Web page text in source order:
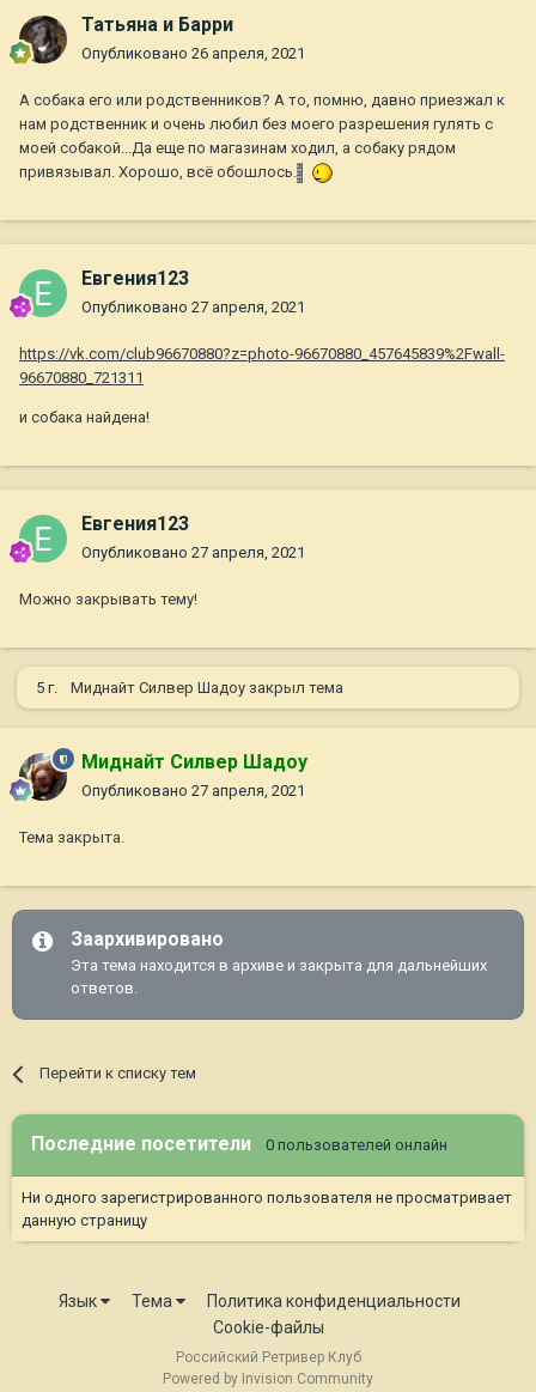
Татьяна и Барри
Опубликовано 26 апреля, 2021
А собака его или родственников? А то, помню, давно приезжал к
нам родственник и очень любил без моего разрешения гулять с
моей собакой...Да еще по магазинам ходил, а собаку рядом
привязывал. Хорошо, всё обошлось.
Евгения123
Опубликовано 27 апреля, 2021
https://vk.com/club96670880?z=photo-96670880_457645839%2Fwall-
96670880_721311
и собака найдена!
Евгения123
Опубликовано 27 апреля, 2021
Можно закрывать тему!
5 г. Миднайт Силвер Шадоу закрыл тема
Миднайт Силвер Шадоу
Опубликовано 27 апреля, 2021
Тема закрыта.
Заархивировано
Эта тема находится в архиве и закрыта для дальнейших
ответов.
Перейти к списку тем
Последние посетители 0 пользователей онлайн
Ни одного зарегистрированного пользователя не просматривает
данную страницу
Язык Тема
Политика конфиденциальности
Cookie-файлы
Российский Ретривер Клуб
Powered by Invision Community